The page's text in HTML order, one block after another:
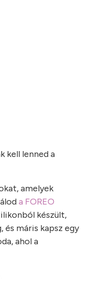
kell lenned a
amelyek
a FOREO
készült,
és máris kapsz egy
ahol a